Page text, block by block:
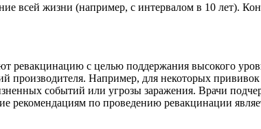
всей жизни (например, с интервалом в 10 лет).
ревакцинацию с целью поддержания высокого
производителя. Например, для некоторых
событий или угрозы заражения. Врачи
рекомендациям по проведению ревакцинации